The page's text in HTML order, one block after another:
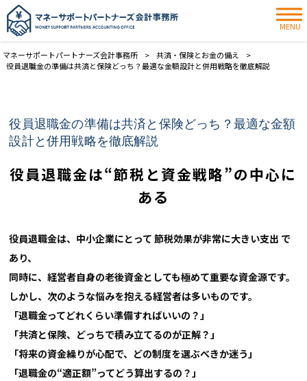
MENU
マネーサポートパートナーズ会計事務所 > 共済・保険とお金の備え
>
役員退職金の準備は共済と保険どっち？最適な金額設計と併用戦略を徹底解説
役員退職金の準備は共済と保険どっち？最適な金額
設計と併用戦略を徹底解説
役員退職金は“節税と資金戦略”の中心に
ある
役員退職金は、中小企業にとって節税効果が非常に大きい支出 で
あり、
同時に、経営者自身の老後資金としても極めて重要な資金源です。
しかし、次のような悩みを抱える経営者は多いものです。
「退職金ってどれくらい準備すればいいの？」
「共済と保険、どっちで積み立てるのが正解？」
「将来の資金繰りが心配で、どの制度を選ぶべきか迷う」
「退職金の“適正額”ってどう算出するの？」